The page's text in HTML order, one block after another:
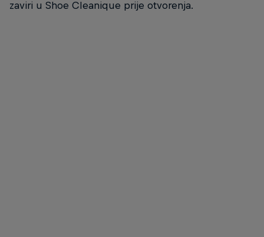
zaviri u Shoe Cleanique prije otvorenja.